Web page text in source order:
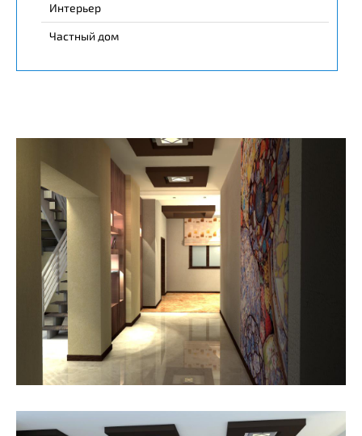
Интерьер
Частный дом